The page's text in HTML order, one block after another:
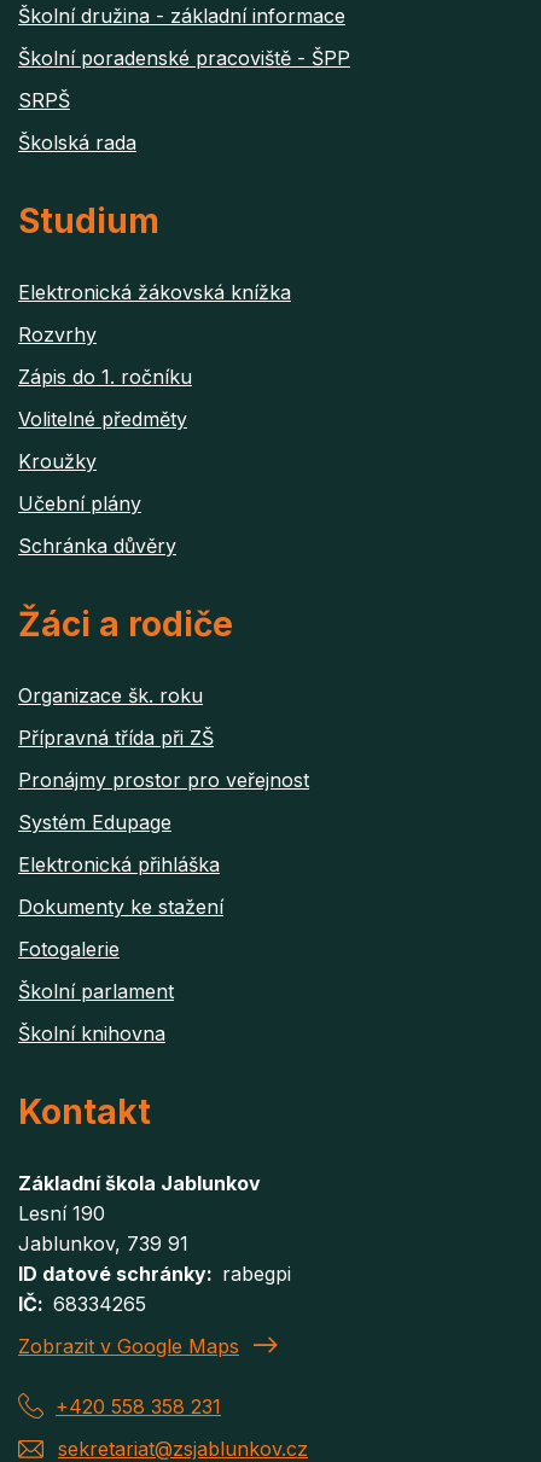
Školní družina - základní informace
Školní poradenské pracoviště - ŠPP
SRPŠ
Školská rada
Studium
Elektronická žákovská knížka
Rozvrhy
Zápis do 1. ročníku
Volitelné předměty
Kroužky
Učební plány
Schránka důvěry
Žáci a rodiče
Organizace šk. roku
Přípravná třída při ZŠ
Pronájmy prostor pro veřejnost
Systém Edupage
Elektronická přihláška
Dokumenty ke stažení
Fotogalerie
Školní parlament
Školní knihovna
Kontakt
Základní škola Jablunkov
Lesní 190
Jablunkov, 739 91
ID datové schránky
rabegpi
IČ
68334265
Zobrazit v Google Maps
+420 558 358 231
sekretariat@zsjablunkov.cz